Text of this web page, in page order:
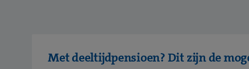
Met deeltijdpensioen? Dit zijn de